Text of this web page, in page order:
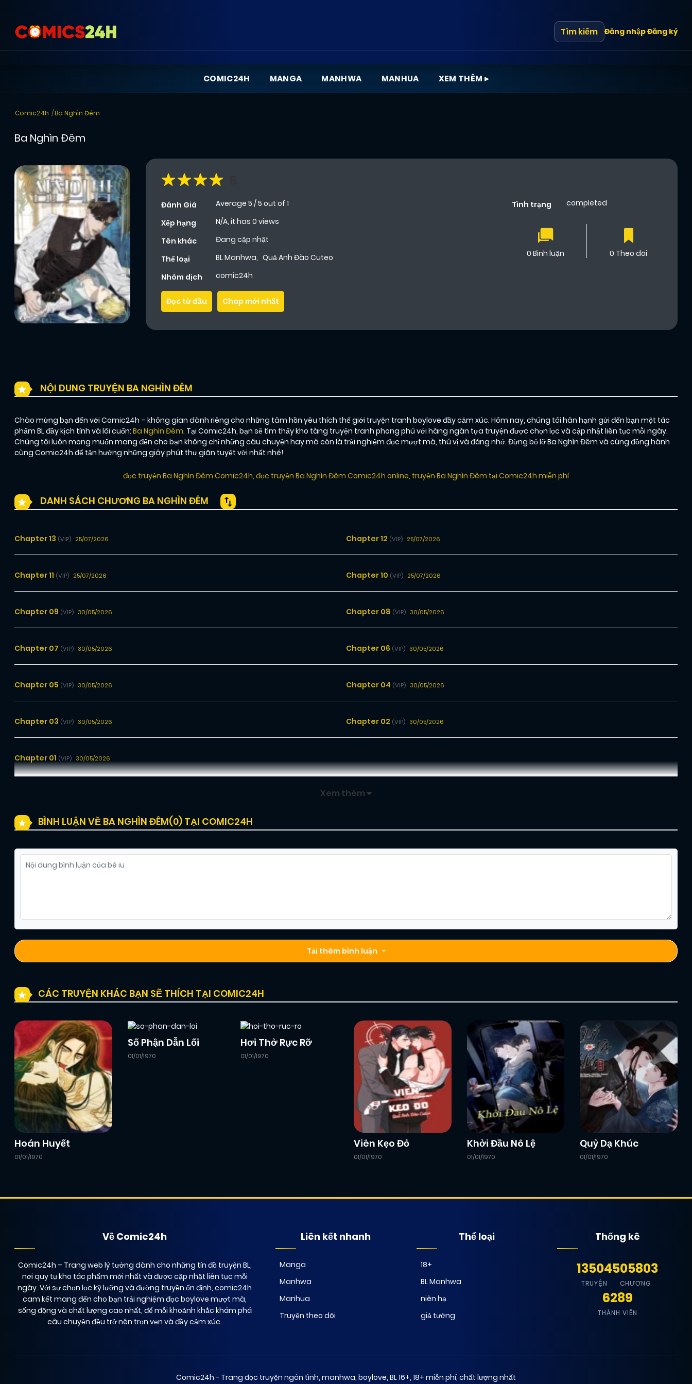
Tìm kiếm Đăng nhậpĐăng ký
COMIC24H MANGA MANHWA MANHUA XEM THÊM ▸
Comic24h Ba Nghìn Đêm
Ba Nghìn Đêm
Đánh Giá Average 5 /5 out of 1
Xếp hạng
N/A, it has 0 views
Tên khác
Đang cập nhật
Thể loại
BL Manhwa, Quả Anh Đào Cuteo
Nhóm dịch
comic24h
Tình trạng completed
0 Bình luận 0 Theo dõi
Đọc từ đầu Chap mới nhất
NỘI DUNG TRUYỆN BA NGHÌN ĐÊM
Chào mừng bạn đến với Comic24h – không gian dành riêng cho những tâm hồn yêu thích thế giới truyện tranh boylove đầy cảm xúc. Hôm nay, chúng tôi hân hạnh gửi đến bạn một tác
phẩm BL đầy kịch tính và lôi cuốn: Ba Nghìn Đêm. Tại Comic24h, bạn sẽ tìm thấy kho tàng truyện tranh phong phú với hàng ngàn tựa truyện được chọn lọc và cập nhật liên tục mỗi ngày.
Chúng tôi luôn mong muốn mang đến cho bạn không chỉ những câu chuyện hay mà còn là trải nghiệm đọc mượt mà, thú vị và đáng nhớ. Đừng bỏ lỡ Ba Nghìn Đêm và cùng đồng hành
cùng Comic24h để tận hưởng những giây phút thư giãn tuyệt vời nhất nhé!
đọc truyện Ba Nghìn Đêm Comic24h, đọc truyện Ba Nghìn Đêm Comic24h online, truyện Ba Nghìn Đêm tại Comic24h miễn phí
DANH SÁCH CHƯƠNG BA NGHÌN ĐÊM
Chapter 13 (VIP) 25/07/2026 Chapter 12 (VIP) 25/07/2026
Chapter 11 (VIP) 25/07/2026 Chapter 10 (VIP) 25/07/2026
Chapter 09 (VIP) 30/05/2026 Chapter 08 (VIP) 30/05/2026
Chapter 07 (VIP) 30/05/2026 Chapter 06 (VIP) 30/05/2026
Chapter 05 (VIP) 30/05/2026 Chapter 04 (VIP) 30/05/2026
Chapter 03 (VIP) 30/05/2026 Chapter 02 (VIP) 30/05/2026
Chapter 01 (VIP) 30/05/2026
Xem thêm
BÌNH LUẬN VỀ BA NGHÌN ĐÊM(0) TẠI COMIC24H
Tải thêm bình luận
CÁC TRUYỆN KHÁC BẠN SẼ THÍCH TẠI COMIC24H
Hoán Huyết
01/01/1970
Số Phận Dẫn Lối
01/01/1970
Hơi Thở Rực Rỡ
01/01/1970
Viên Kẹo Đỏ
01/01/1970
Khởi Đầu Nô Lệ
01/01/1970
Quỷ Dạ Khúc
01/01/1970
Về Comic24h
Comic24h – Trang web lý tưởng dành cho những tín đồ truyện BL,
nơi quy tụ kho tác phẩm mới nhất và được cập nhật liên tục mỗi
ngày. Với sự chọn lọc kỹ lưỡng và đường truyền ổn định, comic24h
cam kết mang đến cho bạn trải nghiệm đọc boylove mượt mà,
sống động và chất lượng cao nhất, để mỗi khoảnh khắc khám phá
câu chuyện đều trở nên trọn vẹn và đầy cảm xúc.
Liên kết nhanh
Manga
Manhwa
Manhua
Truyện theo dõi
Thể loại
18+
BL Manhwa
niên hạ
giả tưởng
Thống kê
13504
TRUYỆN
505803
CHƯƠNG
6289
THÀNH VIÊN
Comic24h - Trang đọc truyện ngôn tình, manhwa, boylove, BL 16+, 18+ miễn phí, chất lượng nhất